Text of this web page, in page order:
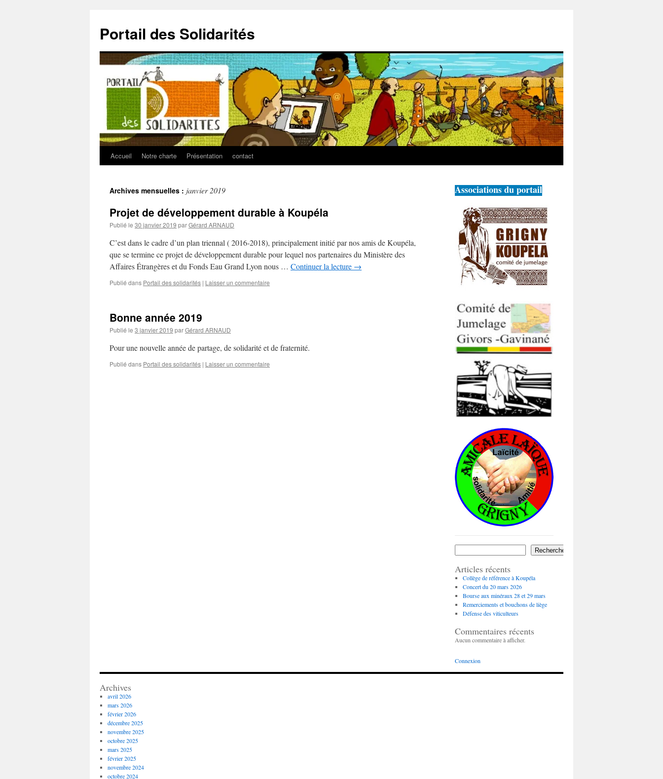
contenu
Portail des Solidarités
Accueil Notre charte Présentation contact
Archives mensuelles : janvier 2019
Projet de développement durable à Koupéla
Publié le 30 janvier 2019 parGérard ARNAUD
C’est dans le cadre d’un plan triennal ( 2016-2018), principalement initié par nos amis de Koupéla,
que se termine ce projet de développement durable pour lequel nos partenaires du Ministère des
Affaires Étrangères et du Fonds Eau Grand Lyon nous … Continuer la lecture →
Publié dans Portail des solidarités | Laisser un commentaire
Bonne année 2019
Publié le 3 janvier 2019 parGérard ARNAUD
Pour une nouvelle année de partage, de solidarité et de fraternité.
Publié dans Portail des solidarités | Laisser un commentaire
Associations du portail
Rechercher
Articles récents
Collège de référence à Koupéla
Concert du 20 mars 2026
Bourse aux minéraux 28 et 29 mars
Remerciements et bouchons de liège
Défense des viticulteurs
Commentaires récents
Aucun commentaire à afficher.
Connexion
Archives
avril 2026
mars 2026
février 2026
décembre 2025
novembre 2025
octobre 2025
mars 2025
février 2025
novembre 2024
octobre 2024